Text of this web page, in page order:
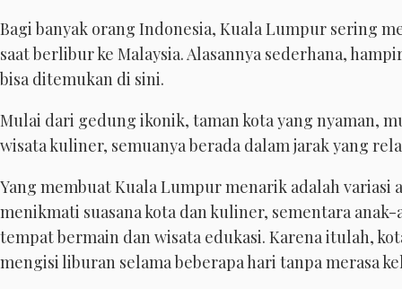
Bagi banyak orang Indonesia, Kuala Lumpur sering
saat berlibur ke Malaysia. Alasannya sederhana,
bisa ditemukan di sini.
Mulai dari gedung ikonik, taman kota yang nyaman,
wisata kuliner, semuanya berada dalam jarak yang
Yang membuat Kuala Lumpur menarik adalah variasi
menikmati suasana kota dan kuliner, sementara
tempat bermain dan wisata edukasi. Karena itulah,
mengisi liburan selama beberapa hari tanpa merasa